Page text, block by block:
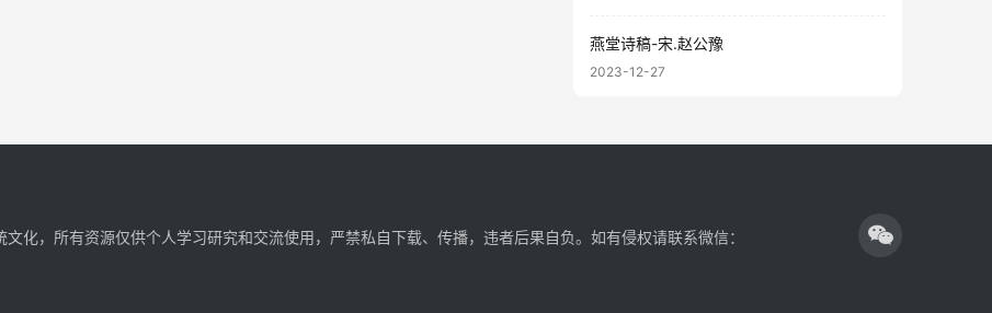
燕堂诗稿-宋.赵公豫
2023-12-27
化，所有资源仅供个人学习研究和交流使用，严禁私自下载、传播，违者后果自负。如有侵权请联系微信：